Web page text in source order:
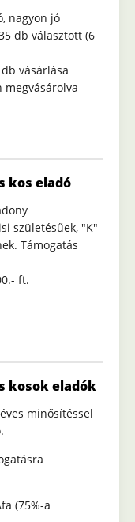
nagyon jó
db választott (6
vásárlása
megvásárolva
kos eladó
születésűek, "K"
Támogatás
ft.
kosok eladók
minősítéssel
(75%-a